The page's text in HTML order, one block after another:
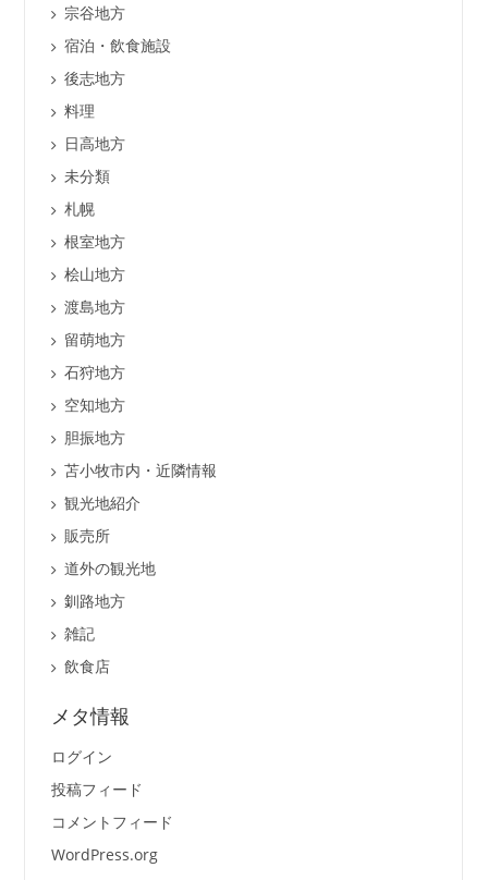
宗谷地方
宿泊・飲食施設
後志地方
料理
日高地方
未分類
札幌
根室地方
桧山地方
渡島地方
留萌地方
石狩地方
空知地方
胆振地方
苫小牧市内・近隣情報
観光地紹介
販売所
道外の観光地
釧路地方
雑記
飲食店
メタ情報
ログイン
投稿フィード
コメントフィード
WordPress.org